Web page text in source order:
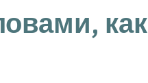
как